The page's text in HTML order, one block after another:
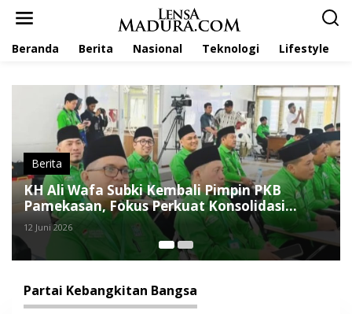
Beranda Berita Nasional Teknologi Lifestyle
Berita
KH Ali Wafa Subki Kembali Pimpin PKB
Pamekasan, Fokus Perkuat Konsolidasi
Partai
12 Juni 2026
Partai Kebangkitan Bangsa